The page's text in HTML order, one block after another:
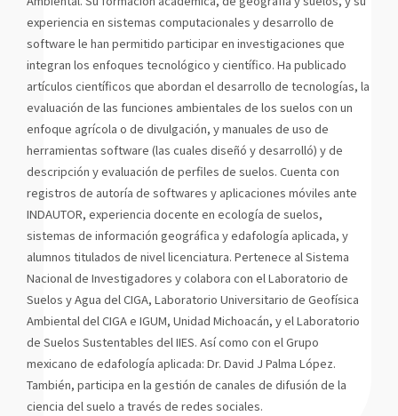
experiencia en sistemas computacionales y desarrollo de
software le han permitido participar en investigaciones que
integran los enfoques tecnológico y científico. Ha publicado
artículos científicos que abordan el desarrollo de tecnologías, la
evaluación de las funciones ambientales de los suelos con un
enfoque agrícola o de divulgación, y manuales de uso de
herramientas software (las cuales diseñó y desarrolló) y de
descripción y evaluación de perfiles de suelos. Cuenta con
registros de autoría de softwares y aplicaciones móviles ante
INDAUTOR, experiencia docente en ecología de suelos,
sistemas de información geográfica y edafología aplicada, y
alumnos titulados de nivel licenciatura. Pertenece al Sistema
Nacional de Investigadores y colabora con el Laboratorio de
Suelos y Agua del CIGA, Laboratorio Universitario de Geofísica
Ambiental del CIGA e IGUM, Unidad Michoacán, y el Laboratorio
de Suelos Sustentables del IIES. Así como con el Grupo
mexicano de edafología aplicada: Dr. David J Palma López.
También, participa en la gestión de canales de difusión de la
ciencia del suelo a través de redes sociales.